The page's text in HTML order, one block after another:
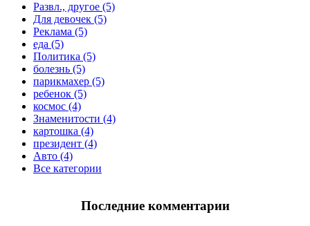
Развл., другое (5)
Для девочек (5)
Реклама (5)
еда (5)
Политика (5)
болезнь (5)
парикмахер (5)
ребенок (5)
космос (4)
Знаменитости (4)
картошка (4)
президент (4)
Авто (4)
Все категории
Последние комментарии